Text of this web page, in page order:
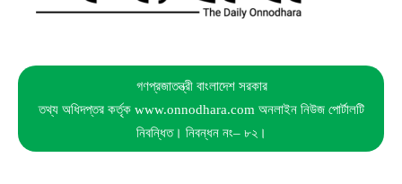
গণপ্রজাতন্ত্রী বাংলাদেশ সরকার
তথ্য অধিদপ্তর কর্তৃক www.onnodhara.com অনলাইন নিউজ পোর্টালটি
নিবন্ধিত। নিবন্ধন নং– ৮২।